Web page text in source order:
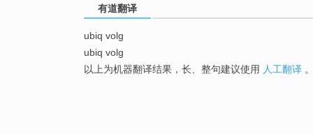
有道翻译
ubiq volg
ubiq volg
以上为机器翻译结果，长、整句建议使用 人工翻译